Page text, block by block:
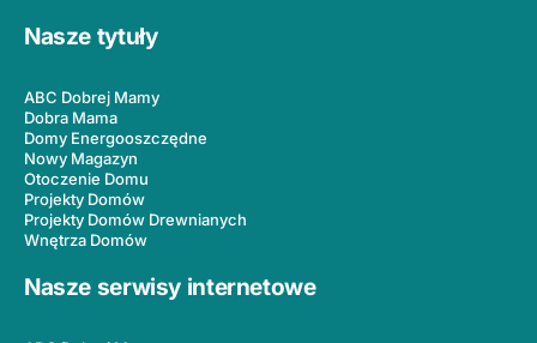
Nasze tytuły
ABC Dobrej Mamy
Dobra Mama
Domy Energooszczędne
Nowy Magazyn
Otoczenie Domu
Projekty Domów
Projekty Domów Drewnianych
Wnętrza Domów
Nasze serwisy internetowe